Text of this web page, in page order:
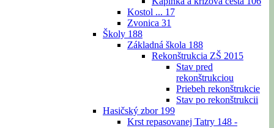
Kostol ... 17
Zvonica 31
Školy 188
Základná škola 188
Rekonštrukcia ZŠ 2015
Stav pred
rekonštrukciou
Priebeh rekonštrukcie
Stav po rekonštrukcii
Hasičský zbor 199
Krst repasovanej Tatry 148 -